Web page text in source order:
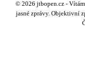
© 2026 jtbopen.cz -
jasné zprávy. Objektivní